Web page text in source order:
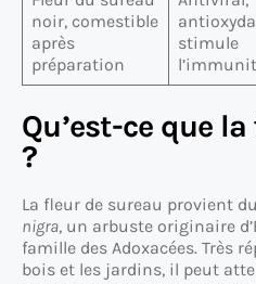
noir, comestible
après
préparation
stimule
Qu’est-ce que
?
La fleur de sureau provient du
nigra, un arbuste originaire
famille des Adoxacées. Très
bois et les jardins, il peut